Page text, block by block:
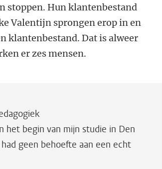
stoppen. Hun klantenbestand
Valentijn sprongen erop in en
klantenbestand. Dat is alweer
er zes mensen.
het begin van mijn studie in Den
geen behoefte aan een echt